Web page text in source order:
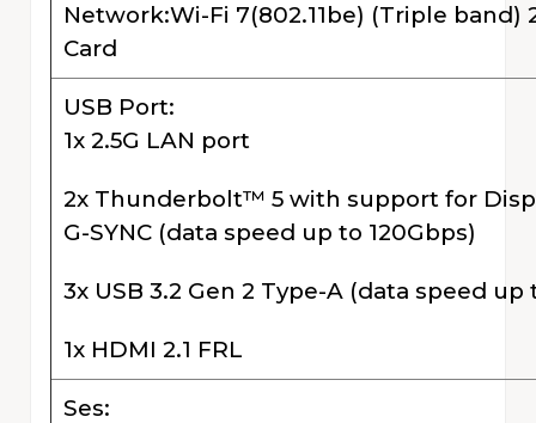
Network:Wi-Fi 7(802.11be) (Triple
Card
USB Port:
1x 2.5G LAN port
2x Thunderbolt™ 5 with support for
G-SYNC (data speed up to 120Gbps)
3x USB 3.2 Gen 2 Type-A (data speed up
1x HDMI 2.1 FRL
Ses: